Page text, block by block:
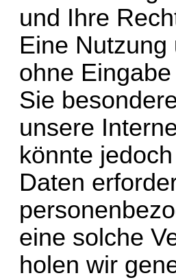
und Ihre
Eine
ohne
Sie
unsere
könnte
Daten
eine solche
holen wir